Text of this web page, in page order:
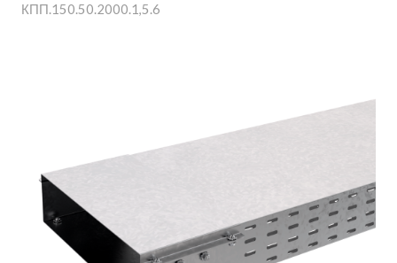
КПП.150.50.2000.1,5.6